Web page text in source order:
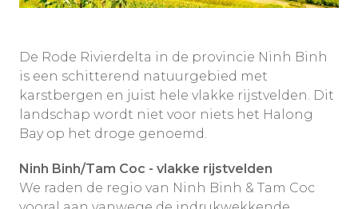
De Rode Rivierdelta in de provincie Ninh Binh
is een schitterend natuurgebied met
karstbergen en juist hele vlakke rijstvelden. Dit
landschap wordt niet voor niets het Halong
Bay op het droge genoemd.
Ninh Binh/Tam Coc - vlakke rijstvelden
We raden de regio van Ninh Binh & Tam Coc